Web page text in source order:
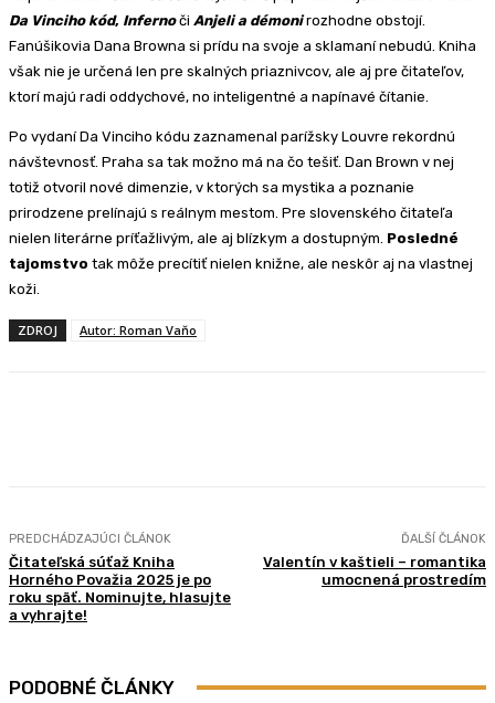
Da Vinciho kód, Inferno či Anjeli a démonirozhodne obstojí.
Fanúšikovia Dana Browna si prídu na svoje a sklamaní nebudú. Kniha
však nie je určená len pre skalných priaznivcov, ale aj pre čitateľov,
ktorí majú radi oddychové, no inteligentné a napínavé čítanie.
Po vydaní Da Vinciho kódu zaznamenal parížsky Louvre rekordnú
návštevnosť. Praha sa tak možno má na čo tešiť. Dan Brown v nej
totiž otvoril nové dimenzie, v ktorých sa mystika a poznanie
prirodzene prelínajú s reálnym mestom. Pre slovenského čitateľa
nielen literárne príťažlivým, ale aj blízkym a dostupným. Posledné
tajomstvo tak môže precítiť nielen knižne, ale neskôr aj na vlastnej
koži.
ZDROJ Autor: Roman Vaňo
PREDCHÁDZAJÚCI ČLÁNOK
Čitateľská súťaž Kniha
Horného Považia 2025 je po
roku späť. Nominujte, hlasujte
a vyhrajte!
ĎALŠÍ ČLÁNOK
Valentín v kaštieli – romantika
umocnená prostredím
PODOBNÉ ČLÁNKY